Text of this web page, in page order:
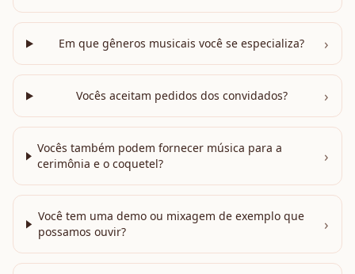
Em que gêneros musicais você se especializa? ›
Vocês aceitam pedidos dos convidados? ›
Vocês também podem fornecer música para a
cerimônia e o coquetel?
›
Você tem uma demo ou mixagem de exemplo que
possamos ouvir?
›